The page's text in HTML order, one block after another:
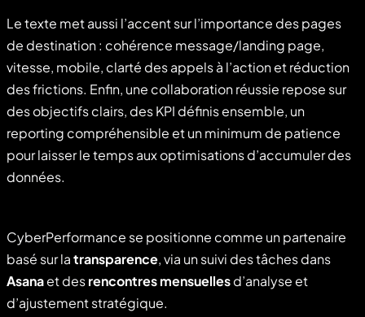
Le texte met aussi l’accent sur l’importance des pages
de destination : cohérence message/landing page,
vitesse, mobile, clarté des appels à l’action et réduction
des frictions. Enfin, une collaboration réussie repose sur
des objectifs clairs, des KPI définis ensemble, un
reporting compréhensible et un minimum de patience
pour laisser le temps aux optimisations d’accumuler des
données.
CyberPerformance se positionne comme un partenaire
basé sur latransparence, via un suivi des tâches dans
Asanaet desrencontres mensuellesd’analyse et
d’ajustement stratégique.